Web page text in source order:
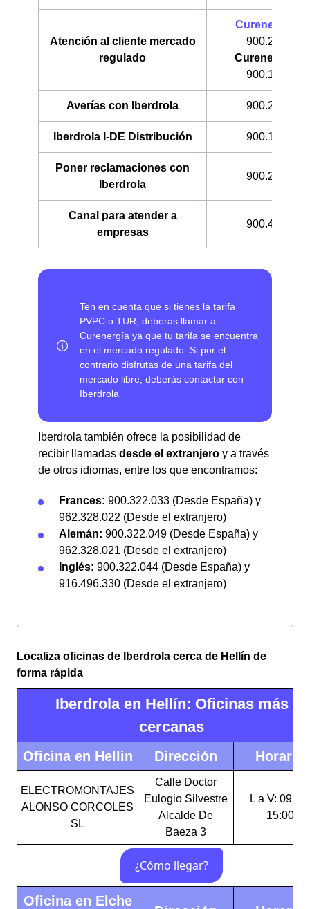
Atención al cliente mercado
regulado
Curenergía
900.200.708
Curenergía
900.100.309
Averías con Iberdrola 900.224.522
Iberdrola I-DE Distribución 900.171.171
Poner reclamaciones con
Iberdrola
900.225.235
Canal para atender a
empresas
900.400.408
Iberdrola también ofrece la posibilidad de
recibir llamadas desde el extranjero y a través
de otros idiomas, entre los que encontramos:
Frances: 900.322.033 (Desde España) y
962.328.022 (Desde el extranjero)
Alemán: 900.322.049 (Desde España) y
962.328.021 (Desde el extranjero)
Inglés: 900.322.044 (Desde España) y
916.496.330 (Desde el extranjero)
Localiza oficinas de Iberdrola cerca de Hellín de
forma rápida
Iberdrola en Hellín: Oficinas más
cercanas
Oficina en Hellin Dirección Horario
ELECTROMONTAJES
ALONSO CORCOLES
SL
Calle Doctor
Eulogio Silvestre
Alcalde De
Baeza 3
L a V: 09:00-
15:00
Oficina en Elche